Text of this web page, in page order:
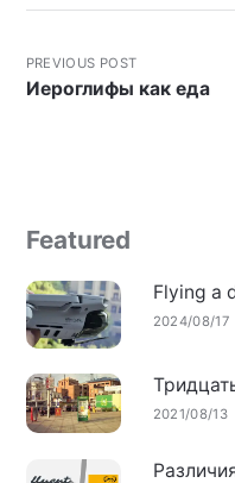
PREVIOUS POST
Иероглифы как еда
Featured
Flying a
2024/08/17
2021/08/13